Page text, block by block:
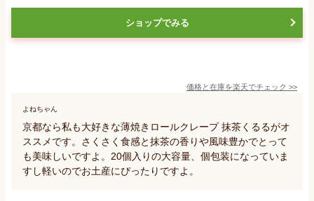
ショップでみる
価格と在庫を楽天でチェック >>
よねちゃん
京都なら私も大好きな薄焼きロールクレープ 抹茶くるるがオ
ススメです。さくさく食感と抹茶の香りや風味豊かでとって
も美味しいですよ。20個入りの大容量、個包装になっていま
すし軽いのでお土産にぴったりですよ。